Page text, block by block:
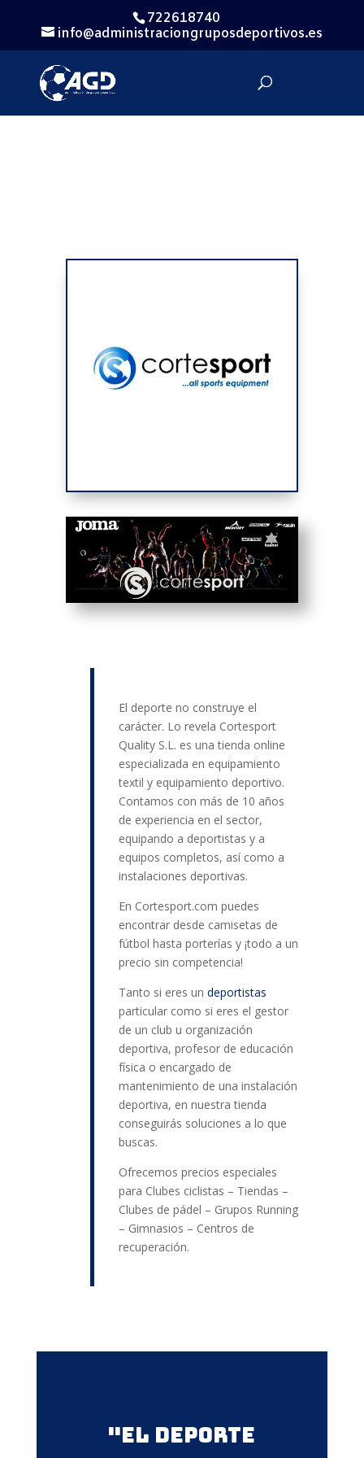
722618740
info@administraciongruposdeportivos.es
El deporte no construye el
carácter. Lo revela Cortesport
Quality S.L. es una tienda online
especializada en equipamiento
textil y equipamiento deportivo.
Contamos con más de 10 años
de experiencia en el sector,
equipando a deportistas y a
equipos completos, así como a
instalaciones deportivas.
En Cortesport.com puedes
encontrar desde camisetas de
fútbol hasta porterías y ¡todo a un
precio sin competencia!
Tanto si eres un deportistas
particular como si eres el gestor
de un club u organización
deportiva, profesor de educación
física o encargado de
mantenimiento de una instalación
deportiva, en nuestra tienda
conseguirás soluciones a lo que
buscas.
Ofrecemos precios especiales
para Clubes ciclistas – Tiendas –
Clubes de pádel – Grupos Running
– Gimnasios – Centros de
recuperación.
"El deporte